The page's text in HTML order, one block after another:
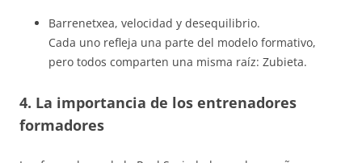
Barrenetxea, velocidad y desequilibrio.
Cada uno refleja una parte del modelo formativo,
pero todos comparten una misma raíz: Zubieta.
4. La importancia de los entrenadores
formadores